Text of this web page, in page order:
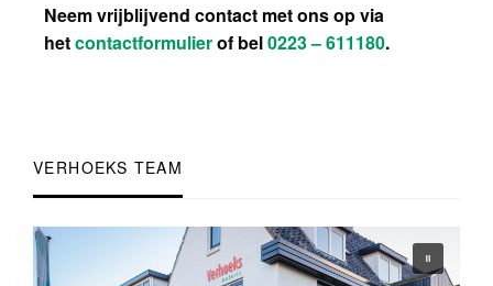
Neem vrijblijvend contact met ons op via
hetcontactformulierof bel0223 – 611180.
VERHOEKS TEAM